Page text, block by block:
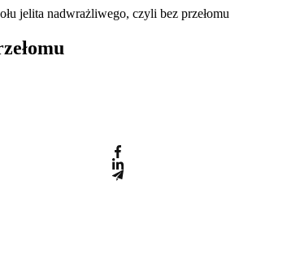
jelita nadwrażliwego, czyli bez przełomu